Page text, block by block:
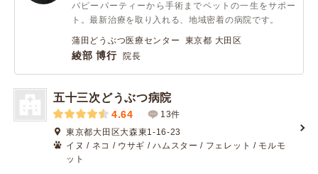
パピーパーティーから手術までペットの一生をサポー
ト。最新治療を取り入れる、地域密着の病院です。
蒲田どうぶつ医療センター 東京都 大田区
綾部 博行 院長
五十三次どうぶつ病院
4.64
13件
東京都大田区大森東1-16-23
イヌ / ネコ / ウサギ / ハムスター / フェレット / モルモ
ット